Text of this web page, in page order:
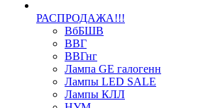
РАСПРОДАЖА!!!
ВбБШВ
ВВГ
ВВГнг
Лампа GE галогенн
Лампы LED SALE
Лампы КЛЛ